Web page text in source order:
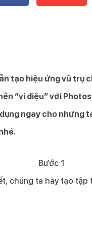
tạo hiệu ứng vũ trụ
“vi diệu” với
ngay cho những
Bước 1​
chúng ta hãy tạo tập